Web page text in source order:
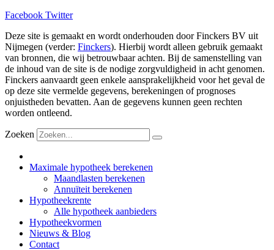
Facebook Twitter
Deze site is gemaakt en wordt onderhouden door Finckers BV uit
Nijmegen (verder: Finckers). Hierbij wordt alleen gebruik gemaakt
van bronnen, die wij betrouwbaar achten. Bij de samenstelling van
de inhoud van de site is de nodige zorgvuldigheid in acht genomen.
Finckers aanvaardt geen enkele aansprakelijkheid voor het geval de
op deze site vermelde gegevens, berekeningen of prognoses
onjuistheden bevatten. Aan de gegevens kunnen geen rechten
worden ontleend.
Zoeken
Maximale hypotheek berekenen
Maandlasten berekenen
Annuïteit berekenen
Hypotheekrente
Alle hypotheek aanbieders
Hypotheekvormen
Nieuws & Blog
Contact